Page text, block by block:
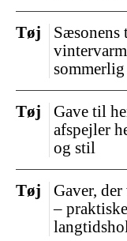
Sæsonens
sommerlig
Tøj
Gave til
afspejler
og stil
Tøj
Gaver,
–
Tøj